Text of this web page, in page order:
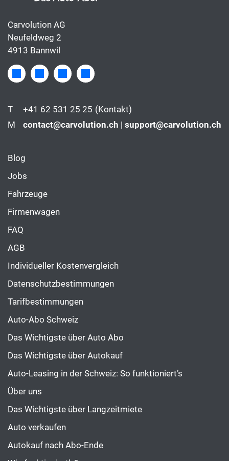
Carvolution AG
Neufeldweg 2
4913 Bannwil
T +41 62 531 25 25 (Kontakt)
M
contact@carvolution.ch | support@carvolution.ch
Blog
Jobs
Fahrzeuge
Firmenwagen
FAQ
AGB
Individueller Kostenvergleich
Datenschutzbestimmungen
Tarifbestimmungen
Auto-Abo Schweiz
Das Wichtigste über Auto Abo
Das Wichtigste über Autokauf
Auto-Leasing in der Schweiz: So funktioniert’s
Über uns
Das Wichtigste über Langzeitmiete
Auto verkaufen
Autokauf nach Abo-Ende